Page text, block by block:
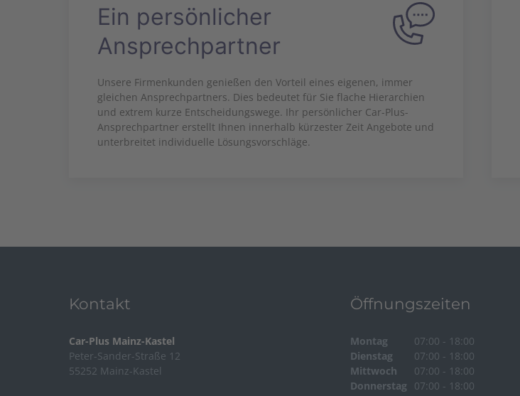
Ein persönlicher
Ansprechpartner
Unsere Firmenkunden genießen den Vorteil eines eigenen, immer
gleichen Ansprechpartners. Dies bedeutet für Sie flache Hierarchien
und extrem kurze Entscheidungswege. Ihr persönlicher Car-Plus-
Ansprechpartner erstellt Ihnen innerhalb kürzester Zeit Angebote und
unterbreitet individuelle Lösungsvorschläge.
Kontakt
Car-Plus Mainz-Kastel
Peter-Sander-Straße 12
55252 Mainz-Kastel
Öffnungszeiten
Montag
07:00 - 18:00
Dienstag
07:00 - 18:00
Mittwoch
07:00 - 18:00
Donnerstag
07:00 - 18:00